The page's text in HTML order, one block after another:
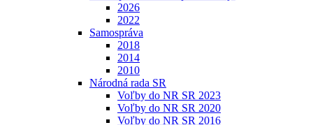
2026
2022
Samospráva
2018
2014
2010
Národná rada SR
Voľby do NR SR 2023
Voľby do NR SR 2020
Voľby do NR SR 2016